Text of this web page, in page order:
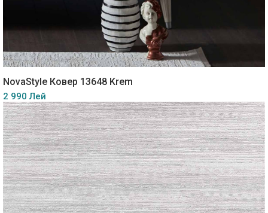
NovaStyle Ковер 13648 Krem
2 990 Лей